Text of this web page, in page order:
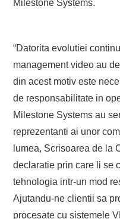
Milestone Systems.
“Datorita evolutiei
management video au
din acest motiv este
de responsabilitate in
Milestone Systems au
reprezentanti ai unor
lumea, Scrisoarea de la
declaratie prin care li se
tehnologia intr-un mod
Ajutandu-ne clientii sa
procesate cu sistemele